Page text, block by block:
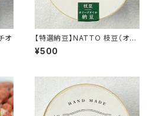
オ
【特選納豆】NATTO 枝豆（オリ
ーブオイル）
¥500